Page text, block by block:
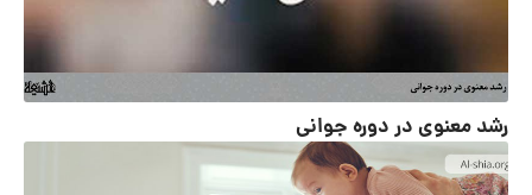
رشد معنوی در دوره جوانی